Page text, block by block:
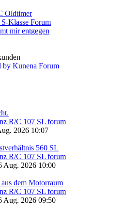
Oldtimer
Klasse Forum
mir entgegen
by Kunena Forum
R/C 107 SL forum
2026 10:07
560 SL
R/C 107 SL forum
Aug. 2026 10:00
dem Motorraum
R/C 107 SL forum
Aug. 2026 09:50